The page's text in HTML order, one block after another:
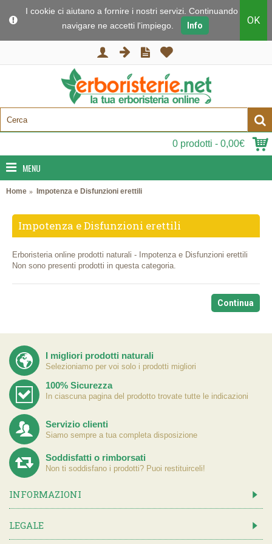
I cookie ci aiutano a fornire i nostri servizi. Continuando a
navigare ne accetti l'impiego.
Info OK
0 prodotti - 0,00€
MENU
Home Impotenza e Disfunzioni erettili
Impotenza e Disfunzioni erettili
Erboristeria online prodotti naturali - Impotenza e Disfunzioni erettili
Non sono presenti prodotti in questa categoria.
Continua
I migliori prodotti naturali
Selezioniamo per voi solo i prodotti migliori
100% Sicurezza
In ciascuna pagina del prodotto trovate tutte le indicazioni
Servizio clienti
Siamo sempre a tua completa disposizione
Soddisfatti o rimborsati
Non ti soddisfano i prodotti? Puoi restituirceli!
INFORMAZIONI
LEGALE